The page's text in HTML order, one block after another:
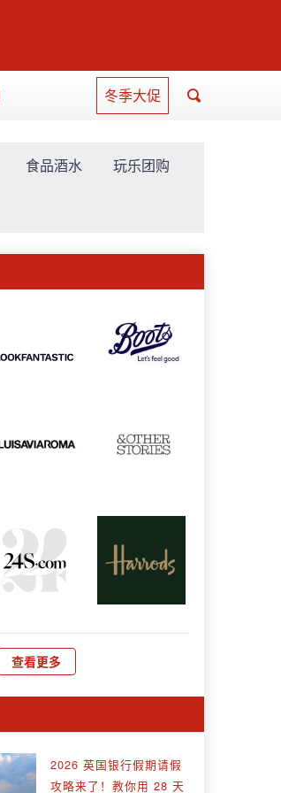
冬季大促
食品酒水 玩乐团购
查看更多
2026 英国银行假期请假
攻略来了！教你用 28 天